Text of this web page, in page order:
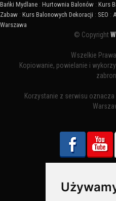
Bańki Mydlane : Hurtownia Balonów : Kurs
Zabaw : Kurs Balonowych Dekoracji : SEO :
Warszawa
© Copyright
Wszelkie
Kopiowanie, powielanie i
Korzystanie z serwisu
Bezpieczne